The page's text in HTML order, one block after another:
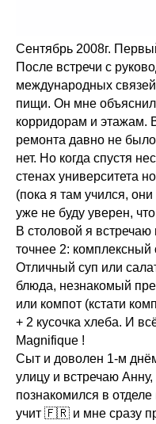
Сентябрь 2008г.
После встречи с
международных
пищи. Он мне
корридорам и этажам.
ремонта давно не
нет. Но когда спустя
стенах университета
(пока я там учился,
уже не буду уверен,
В столовой я
точнее 2: комплексный
Отличный суп или
блюда, незнакомый
или компот (кстати
+ 2 кусочка хлеба. И
Magnifique !
Сыт и доволен 1-м
улицу и встречаю Анну,
познакомился в
учит 🇫🇷 и мне сразу